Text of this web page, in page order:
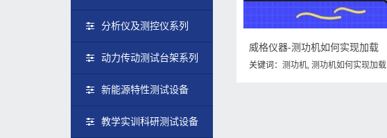
分析仪及测控仪系列
动力传动测试台架系列
新能源特性测试设备
教学实训科研测试设备
威格仪器-测功机如何实现加载
关键词：测功机,测功机如何实现加载